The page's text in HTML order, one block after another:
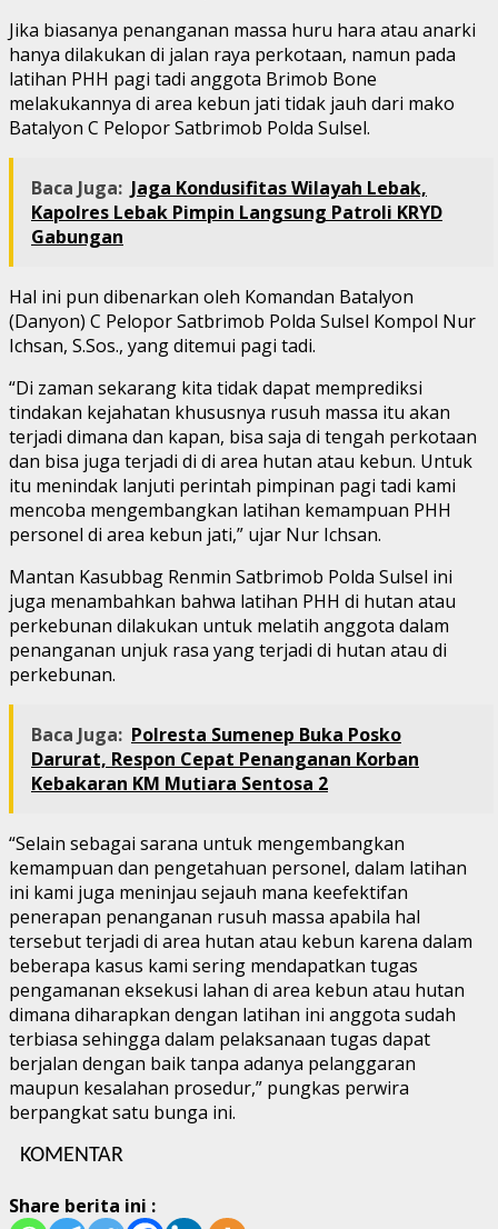
Jika biasanya penanganan massa huru hara atau anarki
hanya dilakukan di jalan raya perkotaan, namun pada
latihan PHH pagi tadi anggota Brimob Bone
melakukannya di area kebun jati tidak jauh dari mako
Batalyon C Pelopor Satbrimob Polda Sulsel.
Baca Juga: Jaga Kondusifitas Wilayah Lebak,
Kapolres Lebak Pimpin Langsung Patroli KRYD
Gabungan
Hal ini pun dibenarkan oleh Komandan Batalyon
(Danyon) C Pelopor Satbrimob Polda Sulsel Kompol Nur
Ichsan, S.Sos., yang ditemui pagi tadi.
“Di zaman sekarang kita tidak dapat memprediksi
tindakan kejahatan khususnya rusuh massa itu akan
terjadi dimana dan kapan, bisa saja di tengah perkotaan
dan bisa juga terjadi di di area hutan atau kebun. Untuk
itu menindak lanjuti perintah pimpinan pagi tadi kami
mencoba mengembangkan latihan kemampuan PHH
personel di area kebun jati,” ujar Nur Ichsan.
Mantan Kasubbag Renmin Satbrimob Polda Sulsel ini
juga menambahkan bahwa latihan PHH di hutan atau
perkebunan dilakukan untuk melatih anggota dalam
penanganan unjuk rasa yang terjadi di hutan atau di
perkebunan.
Baca Juga: Polresta Sumenep Buka Posko
Darurat, Respon Cepat Penanganan Korban
Kebakaran KM Mutiara Sentosa 2
“Selain sebagai sarana untuk mengembangkan
kemampuan dan pengetahuan personel, dalam latihan
ini kami juga meninjau sejauh mana keefektifan
penerapan penanganan rusuh massa apabila hal
tersebut terjadi di area hutan atau kebun karena dalam
beberapa kasus kami sering mendapatkan tugas
pengamanan eksekusi lahan di area kebun atau hutan
dimana diharapkan dengan latihan ini anggota sudah
terbiasa sehingga dalam pelaksanaan tugas dapat
berjalan dengan baik tanpa adanya pelanggaran
maupun kesalahan prosedur,” pungkas perwira
berpangkat satu bunga ini.
KOMENTAR
Share berita ini :